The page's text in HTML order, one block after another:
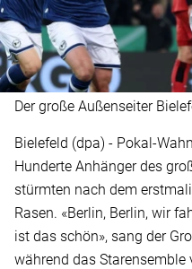
Der große Außenseiter
Bielefeld (dpa) - Pokal-
Hunderte Anhänger des
stürmten nach dem
Rasen. «Berlin, Berlin, wir
ist das schön», sang der
während das